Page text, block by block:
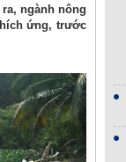
ngành nông
ứng, trước